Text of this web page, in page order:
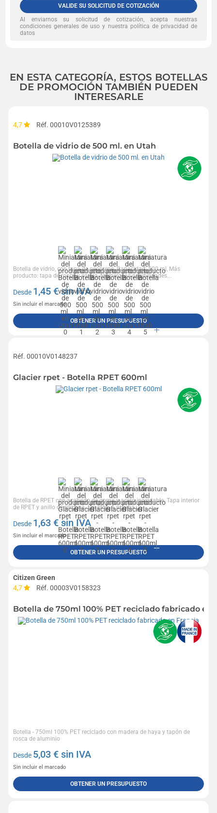
VALIDE SU SOLICITUD DE COTIZACIÓN
Al enviarnos su solicitud de cotización, acepta nuestras
condiciones generales de uso y nuestra política de privacidad de
datos
EN ESTA CATEGORÍA, ESTOS BOTELLAS
DE PROMOCIÓN TAMBIÉN PUEDEN
INTERESARLE
4,7 Réf. 00010V0125389
Botella de vidrio de 500 ml. en Utah
Botella de vidrio, con tapa de neopreno, Capacidad: 500 ml, Más
producto: tapa de rosca y correa, Numerosas posibilidades...
Desde 1,45 € sin IVA
Sin incluir el marcado
OBTENER UN PRESUPUESTO
Réf. 00010V0148237
Glacier rpet - Botella RPET 600ml
Botella de RPET con acabado de goma y acero inoxidable. Tapa interior
de RPET y anillo de silicona. Sin BPA. A prueba...
Desde 1,63 € sin IVA
Sin incluir el marcado
OBTENER UN PRESUPUESTO
Citizen Green
4,7
Réf. 00003V0158323
Botella de 750ml 100% PET reciclado fabricado en
Botella - 750ml 100% PET reciclado con madera de haya y tapón de
rosca de aluminio
Desde 5,03 € sin IVA
Sin incluir el marcado
OBTENER UN PRESUPUESTO